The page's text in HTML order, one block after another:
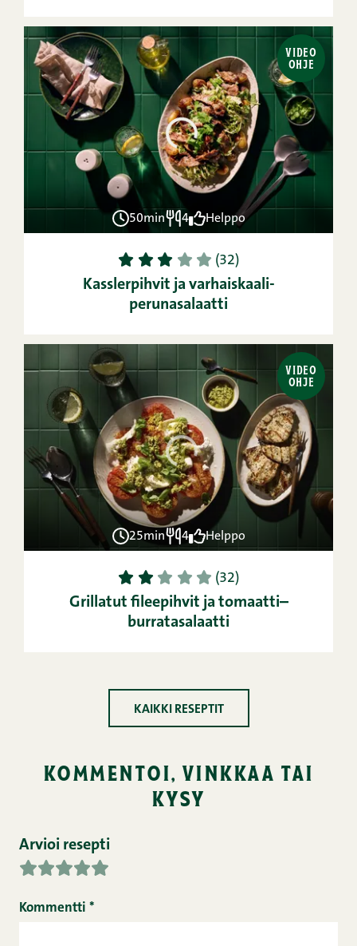
VIDEO
OHJE
50min 4 Helppo
1 2 3 4 5 (32)
Kasslerpihvit ja varhaiskaali-
perunasalaatti
VIDEO
OHJE
25min 4 Helppo
1 2 3 4 5 (32)
Grillatut fileepihvit ja tomaatti–
burratasalaatti
KAIKKI RESEPTIT
kommentoi, vinkkaa tai
kysy
Arvioi resepti
Kommentti *